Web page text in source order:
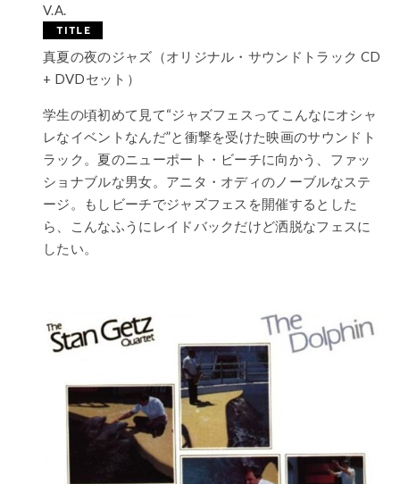
V.A.
真夏の夜のジャズ（オリジナル・サウンドトラック CD
+ DVDセット）
学生の頃初めて見て“ジャズフェスってこんなにオシャ
レなイベントなんだ”と衝撃を受けた映画のサウンドト
ラック。夏のニューポート・ビーチに向かう、ファッ
ショナブルな男女。アニタ・オディのノーブルなステ
ージ。もしビーチでジャズフェスを開催するとした
ら、こんなふうにレイドバックだけど洒脱なフェスに
したい。